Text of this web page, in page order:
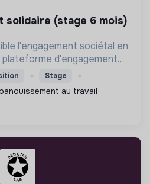
l'engagement sociétal en
d'engagement
centaines d'associations
social et
Stage
au travail